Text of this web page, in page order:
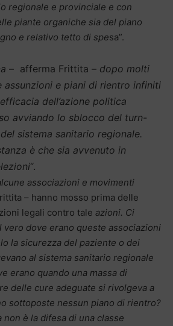
regionale e provinciale e con
piante organiche sia del piano
e relativo tetto di spesa”.
– afferma Frittita – dopo molti
assunzioni e piani di rientro infiniti
dell’azione politica
avviando lo sblocco del turn-
sistema sanitario regionale.
è che sia avvenuto in
“.
associazioni e movimenti
– hanno mosso prima delle
legali contro tale azioni. Ci
vero dove erano queste associazioni
la sicurezza del paziente o dei
al sistema sanitario regionale
erano quando una massa di
delle cure adeguate si rivolgeva a
sottoposte nessun piano di rientro?
è la difesa di una classe